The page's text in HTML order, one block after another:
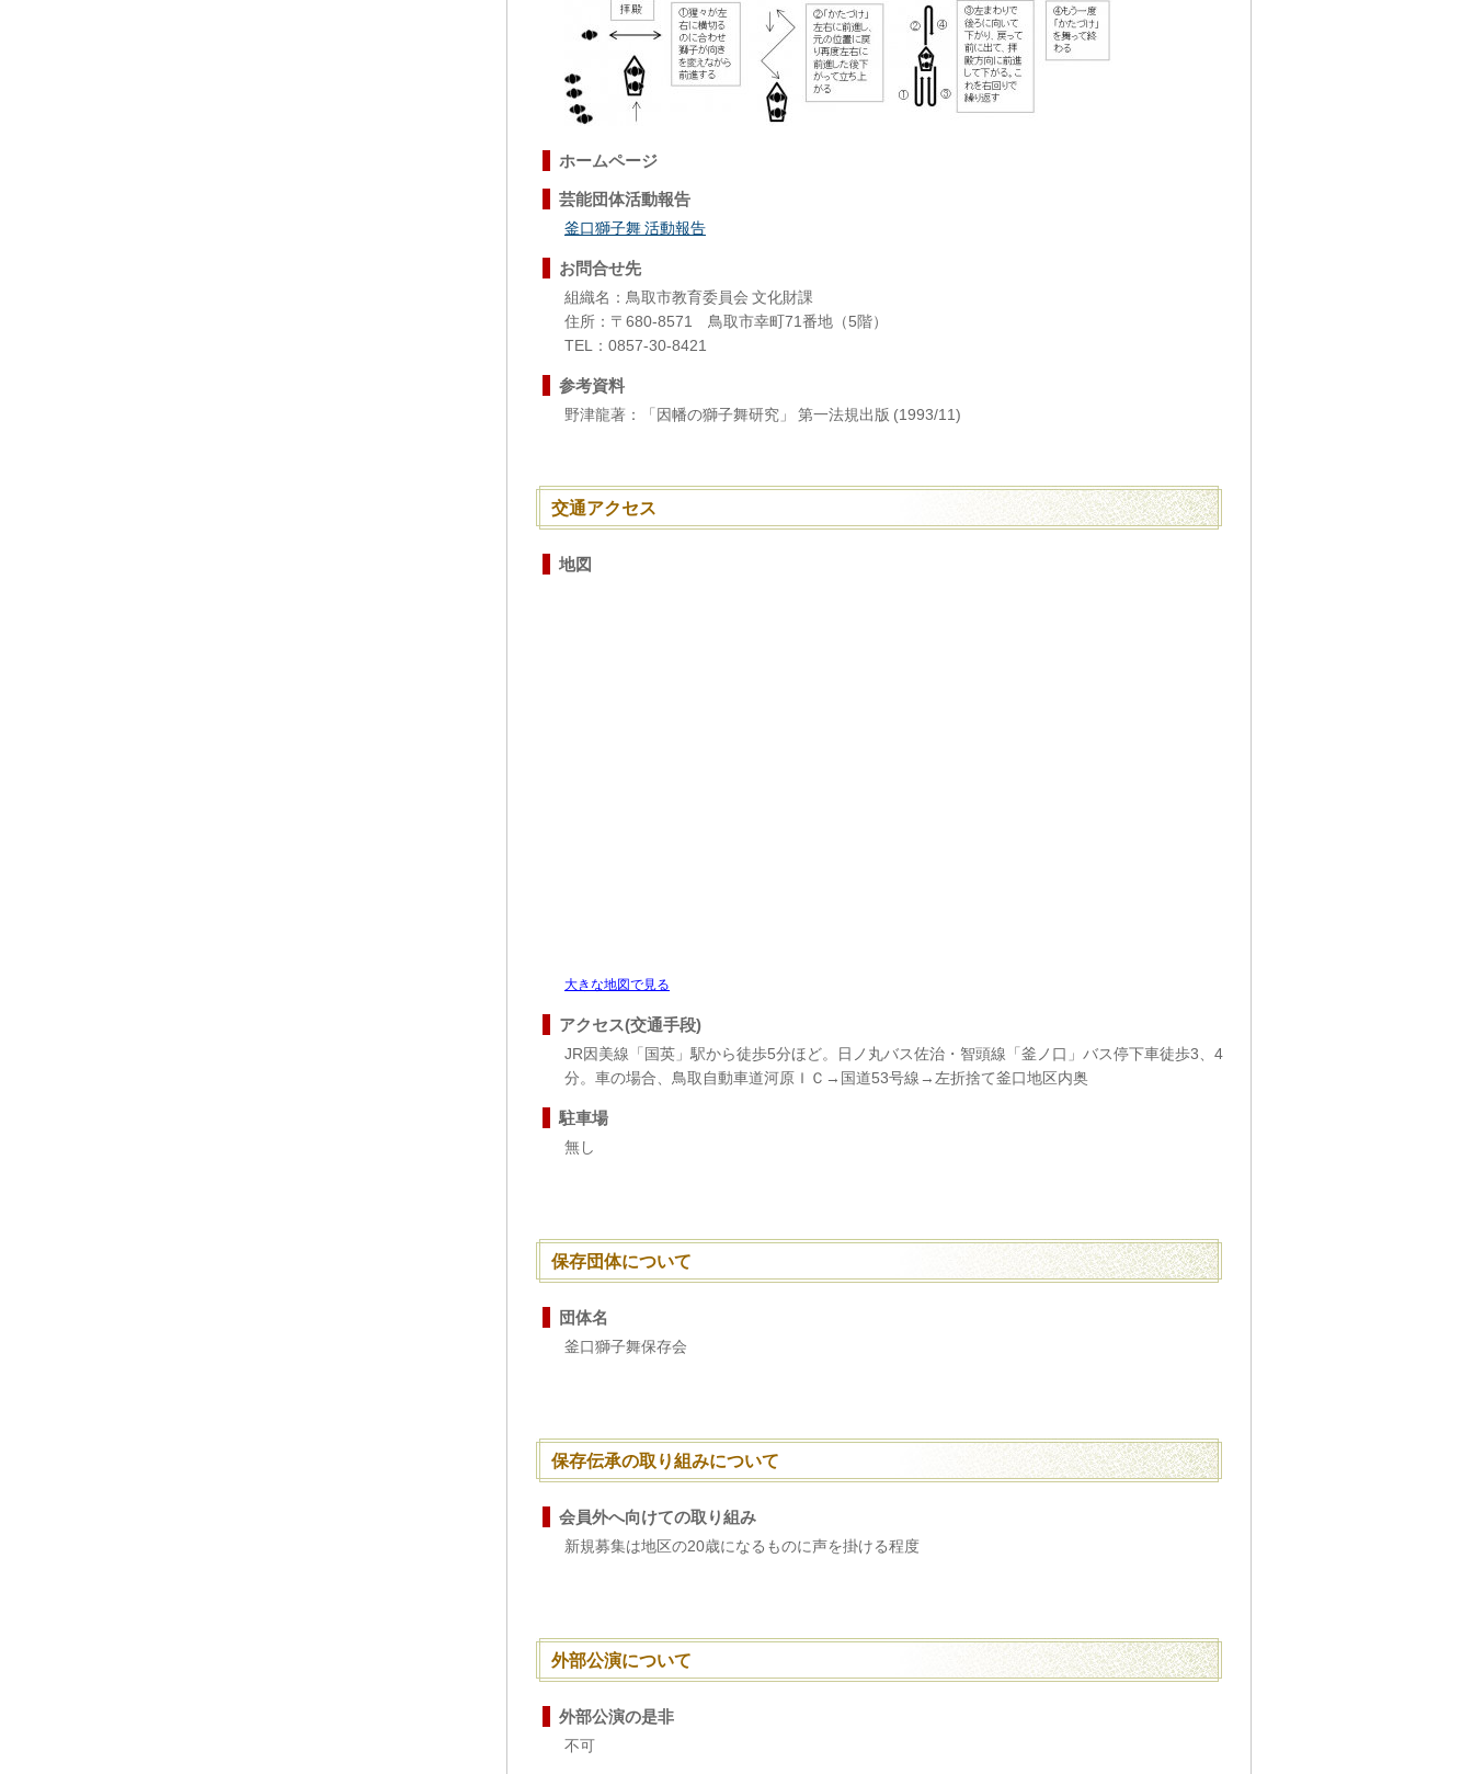
ホームページ
芸能団体活動報告
釜口獅子舞 活動報告
お問合せ先
組織名：鳥取市教育委員会 文化財課
住所：〒680-8571 鳥取市幸町71番地（5階）
TEL：0857-30-8421
参考資料
野津龍著：「因幡の獅子舞研究」 第一法規出版 (1993/11)
交通アクセス
地図
大きな地図で見る
アクセス(交通手段)
JR因美線「国英」駅から徒歩5分ほど。日ノ丸バス佐治・智頭線「釜ノ口」バス停下車徒歩3、4
分。車の場合、鳥取自動車道河原ＩＣ→国道53号線→左折捨て釜口地区内奥
駐車場
無し
保存団体について
団体名
釜口獅子舞保存会
保存伝承の取り組みについて
会員外へ向けての取り組み
新規募集は地区の20歳になるものに声を掛ける程度
外部公演について
外部公演の是非
不可